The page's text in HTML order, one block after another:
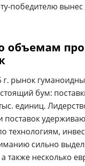
победителю вынес
объемам
г. рынок
бум:
единиц.
поставок
технологиям,
сильно
также несколько